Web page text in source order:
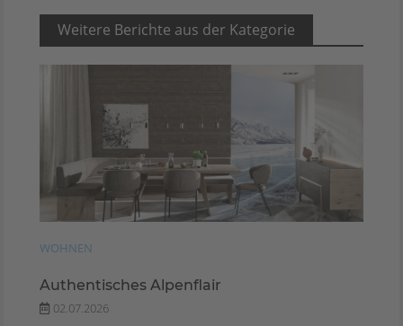
Weitere Berichte aus der Kategorie
WOHNEN
Authentisches Alpenflair
02.07.2026